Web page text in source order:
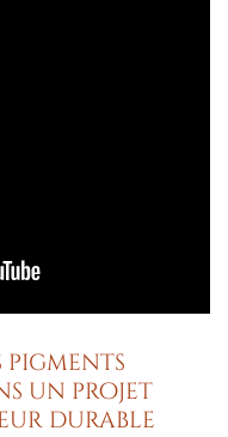
un projet
durable